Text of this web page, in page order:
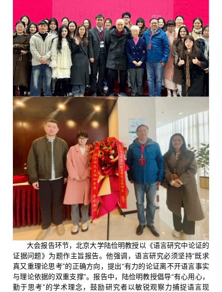
大会报告环节，北京大学陆俭明教授以《语言研究中论证的
证据问题》为题作主旨报告。他强调，语言研究必须坚持“既求
真又重理论思考”的正确方向，提出“有力的论证离不开语言事实
与理论依据的双重支撑”。报告中，陆俭明教授倡导“有心用心，
勤于思考”的学术理念，鼓励研究者以敏锐观察力捕捉语言现